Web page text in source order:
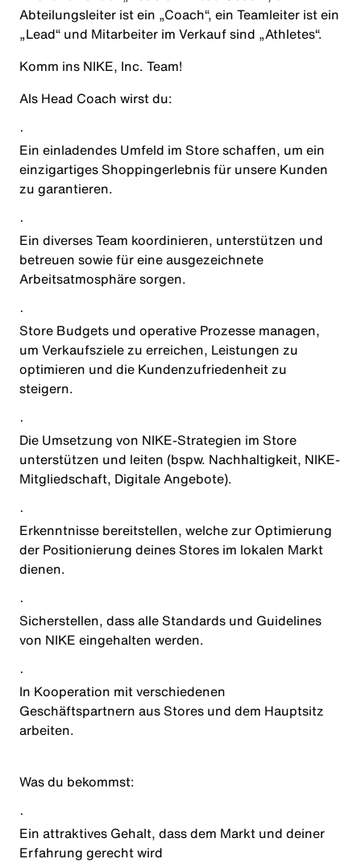
Abteilungsleiter ist ein „Coach“, ein Teamleiter ist ein
„Lead“ und Mitarbeiter im Verkauf sind „Athletes“.
Komm ins NIKE, Inc. Team!
Als Head Coach wirst du:
·
Ein einladendes Umfeld im Store schaffen, um ein
einzigartiges Shoppingerlebnis für unsere Kunden
zu garantieren.
·
Ein diverses Team koordinieren, unterstützen und
betreuen sowie für eine ausgezeichnete
Arbeitsatmosphäre sorgen.
·
Store Budgets und operative Prozesse managen,
um Verkaufsziele zu erreichen, Leistungen zu
optimieren und die Kundenzufriedenheit zu
steigern.
·
Die Umsetzung von NIKE-Strategien im Store
unterstützen und leiten (bspw. Nachhaltigkeit, NIKE-
Mitgliedschaft, Digitale Angebote).
·
Erkenntnisse bereitstellen, welche zur Optimierung
der Positionierung deines Stores im lokalen Markt
dienen.
·
Sicherstellen, dass alle Standards und Guidelines
von NIKE eingehalten werden.
·
In Kooperation mit verschiedenen
Geschäftspartnern aus Stores und dem Hauptsitz
arbeiten.
Was du bekommst:
·
Ein attraktives Gehalt, dass dem Markt und deiner
Erfahrung gerecht wird